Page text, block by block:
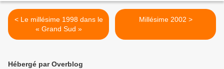
< Le millésime 1998 dans le
« Grand Sud »
Millésime 2002 >
Hébergé par Overblog